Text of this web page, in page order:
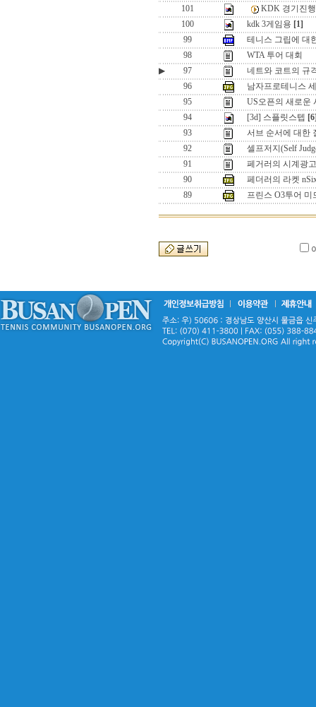
101
KDK 경기진
100
kdk 3게임용 [1]
99
테니스 그립에 대
98
WTA 투어 대회
▶
97
네트와 코트의 규
96
남자프로테니스
95
US오픈의 새로운
94
[3d] 스플릿스텝
93
서브 순서에 대한
92
셀프저지(Self
91
페거러의 시계광
90
페더러의 라켓
89
프린스 O3투어 미